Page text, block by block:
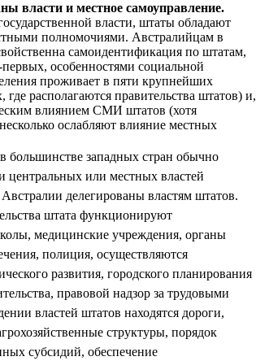
власти и местное самоуправление.
власти, штаты обладают
полномочиями. Австралийцам в
самоидентификация по штатам,
особенностями социальной
проживает в пяти крупнейших
где располагаются правительства штатов) и,
влиянием СМИ штатов (хотя
ослабляют влияние местных
большинстве западных стран обычно
центральных или местных властей
делегированы властям штатов.
штата функционируют
медицинские учреждения, органы
полиция, осуществляются
развития, городского планирования
правовой надзор за трудовыми
властей штатов находятся дороги,
структуры, порядок
субсидий, обеспечение